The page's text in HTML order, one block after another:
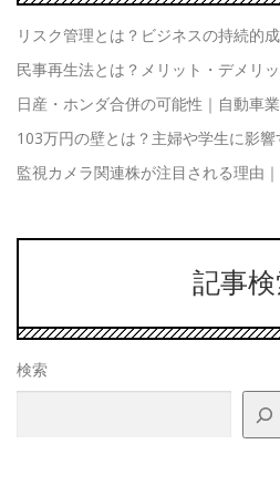
リスク管理とは？ビジネスの持続的
民事再生法とは？メリット・デメリ
日産・ホンダ合併の可能性｜自動車
103万円の壁とは？主婦や学生に影
監視カメラ関連株が注目される理由
記事
検索